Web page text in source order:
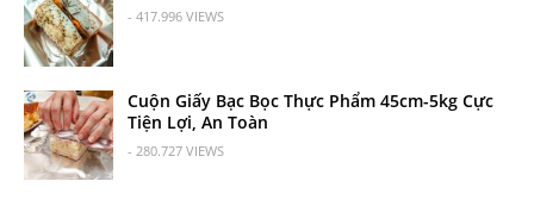
- 417.996 VIEWS
Cuộn Giấy Bạc Bọc Thực Phẩm 45cm-5kg Cực
Tiện Lợi, An Toàn
- 280.727 VIEWS